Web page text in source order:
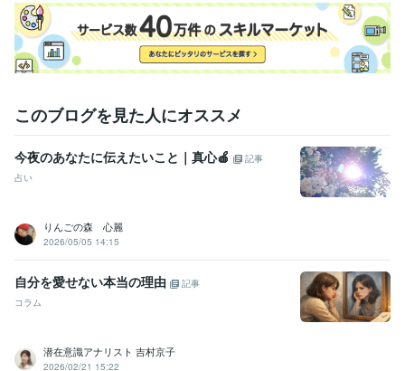
このブログを見た人にオススメ
今夜のあなたに伝えたいこと｜真心🍎
記事
占い
りんごの森 心麗
2026/05/05 14:15
自分を愛せない本当の理由
記事
コラム
潜在意識アナリスト 吉村京子
2026/02/21 15:22